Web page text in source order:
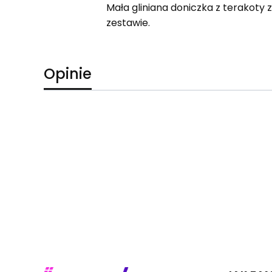
Mała gliniana doniczka z terakoty
zestawie.
Opinie